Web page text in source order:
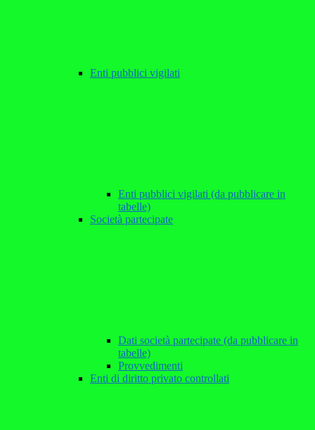
Enti pubblici vigilati
Enti pubblici vigilati (da pubblicare in
tabelle)
Società partecipate
Dati società partecipate (da pubblicare in
tabelle)
Provvedimenti
Enti di diritto privato controllati